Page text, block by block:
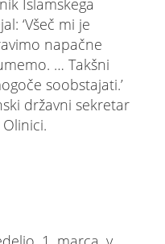
Islamskega
‘Všeč mi je
napačne
… Takšni
soobstajati.’
državni sekretar